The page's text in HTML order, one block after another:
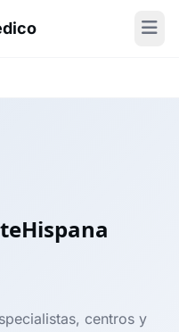
centros y